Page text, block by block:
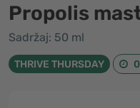
Propolis
Sadržaj: 50 ml
THRIVE THURSDAY